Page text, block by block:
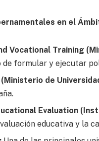
en el
Vocational Training
de formular y ejecutar
de
Evaluation
educativa y la